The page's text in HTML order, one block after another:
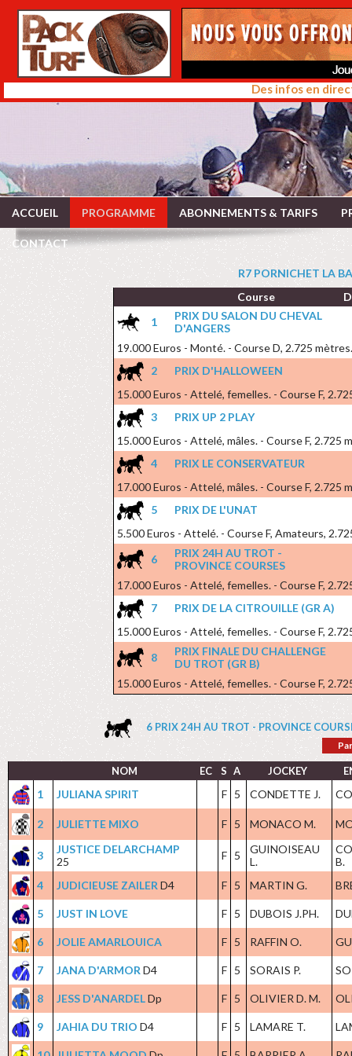
Des infos en
ACCUEIL PROGRAMME ABONNEMENTS & TARIFS
CONTACT
R7 PORNICHET LA
Course
1
PRIX DU SALON DU CHEVAL
D'ANGERS
19.000 Euros - Monté. - Course D, 2.725 mètres.
2
PRIX D'HALLOWEEN
15.000 Euros - Attelé, femelles. - Course F,
3
PRIX UP 2 PLAY
15.000 Euros - Attelé, mâles. - Course F, 2.725
4
PRIX LE CONSERVATEUR
17.000 Euros - Attelé, mâles. - Course F, 2.725
5
PRIX DE L'UNAT
5.500 Euros - Attelé. - Course F, Amateurs,
6
PRIX 24H AU TROT -
PROVINCE COURSES
17.000 Euros - Attelé, femelles. - Course F,
7
PRIX DE LA CITROUILLE (GR A)
15.000 Euros - Attelé, femelles. - Course F,
8
PRIX FINALE DU CHALLENGE
DU TROT (GR B)
15.000 Euros - Attelé, femelles. - Course F,
6 PRIX 24H AU TROT - PROVINCE
NOM EC S A JOCKEY
1 JULIANA SPIRIT F 5 CONDETTE J.
2 JULIETTE MIXO F 5 MONACO M.
3
JUSTICE DELARCHAMP
25
F 5
GUINOISEAU
L.
B.
4
JUDICIEUSE ZAILER D4 F 5 MARTIN G.
5 JUST IN LOVE F 5 DUBOIS J.PH.
6 JOLIE AMARLOUICA F 5 RAFFIN O.
7 JANA D'ARMOR D4 F 5 SORAIS P.
8 JESS D'ANARDELDp F 5 OLIVIER D. M.
9 JAHIA DU TRIO D4 F 5 LAMARE T.